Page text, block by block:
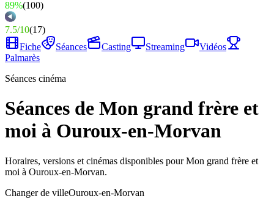
89%(100)
7.5/10(17)
Fiche
Séances Casting Streaming
Vidéos
Palmarès
Séances cinéma
Séances de Mon grand frère et
moi à Ouroux-en-Morvan
Horaires, versions et cinémas disponibles pour Mon grand frère et
moi à Ouroux-en-Morvan.
Changer de villeOuroux-en-Morvan